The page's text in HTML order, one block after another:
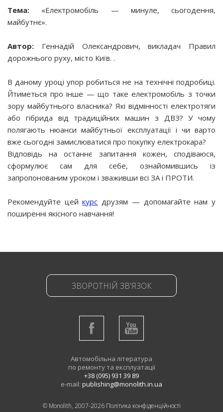
Тема: «Електромобіль — минуле, сьогодення,
майбутнє».
Автор: Геннадій Олександрович, викладач Правил
дорожнього руху, місто Київ. .
В даному уроці упор робиться не на технічні подробиці.
Йтиметься про інше — що таке електромобіль з точки
зору майбутнього власника? Які відмінності електротяги
або гібрида від традиційних машин з ДВЗ? У чому
полягають нюанси майбутньої експлуатації і чи варто
вже сьогодні замислюватися про покупку електрокара?
Відповідь на останнє запитання кожен, сподіваюся,
сформулює сам для себе, ознайомившись із
запропонованим уроком і зваживши всі ЗА і ПРОТИ.
Рекомендуйте цейкурс друзям — допомагайте нам у
поширенні якісного навчання!
ЗВОРОТНІЙ ЗВ'ЯЗОК
Автомобільна література
по ремонту та експлуатації
+38 (095) 931 39 89
e-mail: publishing@monolith.in.ua
© Monolith, 2007-2026 Політика конфіденційності